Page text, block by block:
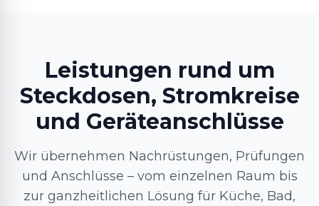
Leistungen rund um
Steckdosen, Stromkreise
und Geräteanschlüsse
Wir übernehmen Nachrüstungen, Prüfungen
und Anschlüsse – vom einzelnen Raum bis
zur ganzheitlichen Lösung für Küche, Bad,